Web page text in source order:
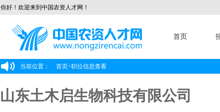
你好！欢迎来到中国农资人才网！
首页
当前位置： 首页>职位信息查看
山东土木启生物科技有限公司